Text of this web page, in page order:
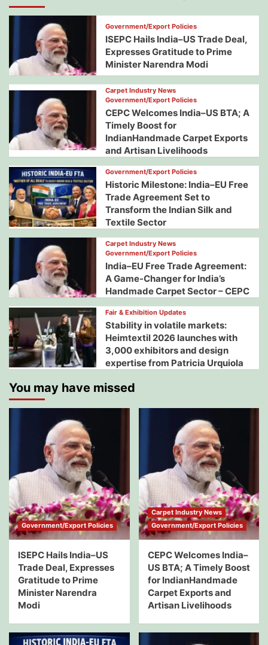
Government/Export Policies
ISEPC Hails India–US Trade Deal,
Expresses Gratitude to Prime
Minister Narendra Modi
Carpet Industry News
Government/Export Policies
CEPC Welcomes India–US BTA; A
Timely Boost for
IndianHandmade Carpet Exports
and Artisan Livelihoods
Government/Export Policies
Historic Milestone: India–EU Free
Trade Agreement Set to
Transform the Indian Silk and
Textile Sector
Carpet Industry News
Government/Export Policies
India–EU Free Trade Agreement:
A Game-Changer for India’s
Handmade Carpet Sector – CEPC
Fair & Exhibition Updates
Stability in volatile markets:
Heimtextil 2026 launches with
3,000 exhibitors and design
expertise from Patricia Urquiola
You may have missed
Government/Export Policies
ISEPC Hails India–US
Trade Deal, Expresses
Gratitude to Prime
Minister Narendra
Modi
Carpet Industry News
Government/Export Policies
CEPC Welcomes India–
US BTA; A Timely Boost
for IndianHandmade
Carpet Exports and
Artisan Livelihoods